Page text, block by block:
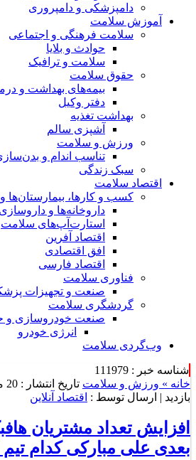
دامپزشکی و دامپروری
آموزش سلامت
سلامت فرهنگی و اجتماعی
حوادث و بلایا
سلامت و ترافیک
حقوق سلامت
بیمه‌های بهداشت و
دفتر وکیل
بهداشت تغذیه
آشپزی سالم
ورزش و سلامت
تناسب اندام و
سبک زندگی
اقتصاد سلامت
کسب و کارها، بیمارستان‌ها و
داروخانه‌ها و داروسازی
استارت‌آپ‌های سلامت
اقتصاد آفرین
افق اقتصادی
اقتصاد فارسی
فناوری سلامت
صنعت و تجهیزات
گردشگری سلامت
صنعت خودروسازی و
انرژی خودرو
وب‌گردی سلامت
شناسه خبر : 111979
خانه » ورزش و سلامت تاریخ انتشار : 20 می 2026 - 23:12 |
بازدید | ارسال توسط : اقتصاد آنلاین
افزایش تعداد مشتریان
بعدی علی مبارکی کدام